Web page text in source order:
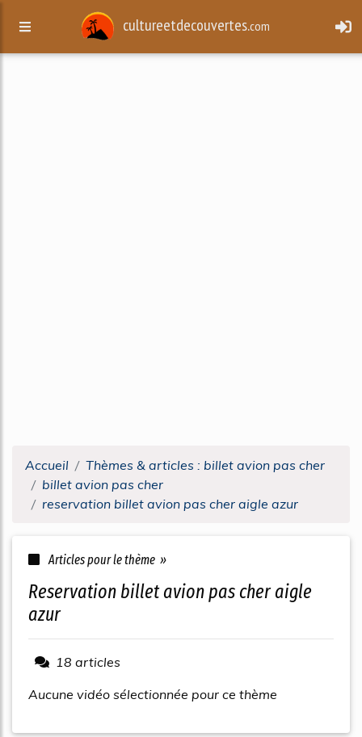
cultureetdecouvertes.com
Accueil
Thèmes & articles : billet avion pas cher
billet avion pas cher
reservation billet avion pas cher aigle azur
Articles pour le thème »
reservation billet avion pas cher aigle
azur
18 articles
Aucune vidéo sélectionnée pour ce thème